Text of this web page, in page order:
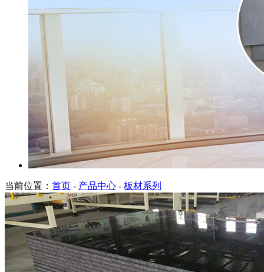
当前位置： 首页 - 产品中心 - 板材系列